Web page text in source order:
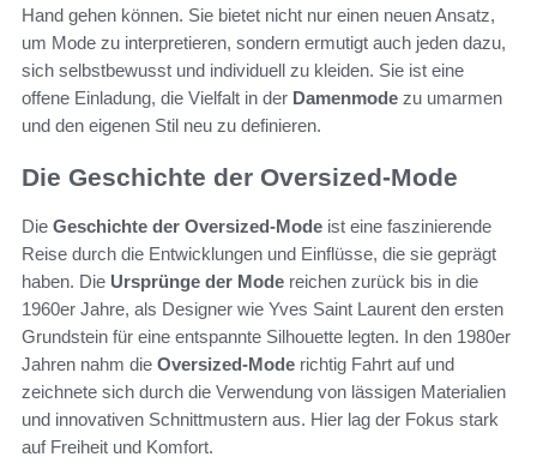
Hand gehen können. Sie bietet nicht nur einen neuen Ansatz,
um Mode zu interpretieren, sondern ermutigt auch jeden dazu,
sich selbstbewusst und individuell zu kleiden. Sie ist eine
offene Einladung, die Vielfalt in der Damenmode zu umarmen
und den eigenen Stil neu zu definieren.
Die Geschichte der Oversized-Mode
Die Geschichte der Oversized-Mode ist eine faszinierende
Reise durch die Entwicklungen und Einflüsse, die sie geprägt
haben. Die Ursprünge der Mode reichen zurück bis in die
1960er Jahre, als Designer wie Yves Saint Laurent den ersten
Grundstein für eine entspannte Silhouette legten. In den 1980er
Jahren nahm die Oversized-Mode richtig Fahrt auf und
zeichnete sich durch die Verwendung von lässigen Materialien
und innovativen Schnittmustern aus. Hier lag der Fokus stark
auf Freiheit und Komfort.